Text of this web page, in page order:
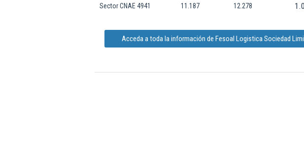
Sector CNAE 4941 11.187 12.278
Acceda a toda la información de Fesoal Logistica Sociedad